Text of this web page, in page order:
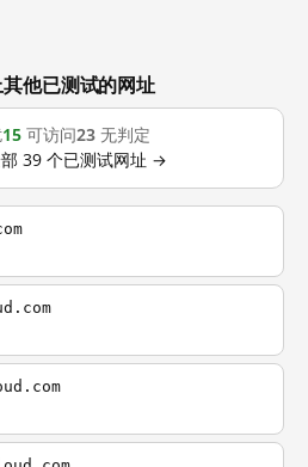
他已测试的网址
15 可访问23 无判定
39 个已测试网址 →